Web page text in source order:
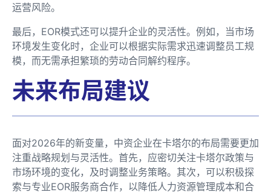
运营风险。
最后，EOR模式还可以提升企业的灵活性。例如，当市场
环境发生变化时，企业可以根据实际需求迅速调整员工规
模，而无需承担繁琐的劳动合同解约程序。
未来布局建议
面对2026年的新变量，中资企业在卡塔尔的布局需要更加
注重战略规划与灵活性。首先，应密切关注卡塔尔政策与
市场环境的变化，及时调整业务策略。其次，可以积极探
索与专业EOR服务商合作，以降低人力资源管理成本和合